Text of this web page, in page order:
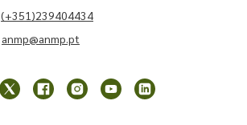
(+351)239404434
anmp@anmp.pt